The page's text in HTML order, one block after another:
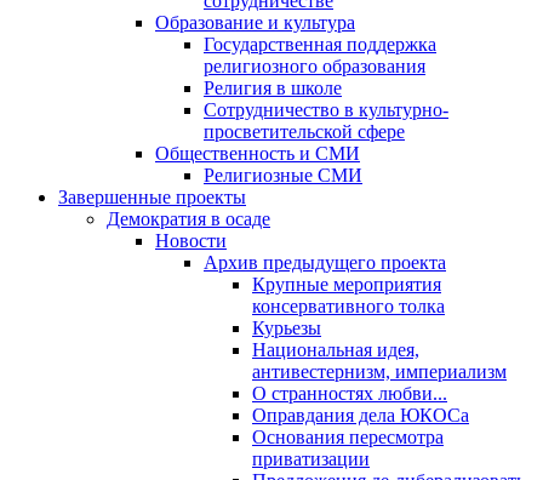
Образование и культура
Государственная поддержка
религиозного образования
Религия в школе
Сотрудничество в культурно-
просветительской сфере
Общественность и СМИ
Религиозные СМИ
Завершенные проекты
Демократия в осаде
Новости
Архив предыдущего проекта
Крупные мероприятия
консервативного толка
Курьезы
Национальная идея,
антивестернизм, империализм
О странностях любви...
Оправдания дела ЮКОСа
Основания пересмотра
приватизации